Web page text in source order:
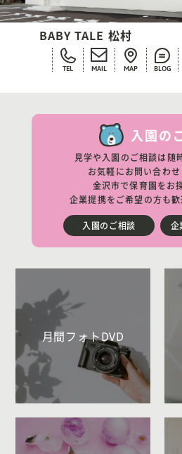
BABY TALE 松村
TEL MAIL MAP BLOG
入園の
見学や入園のご相談は随
お気軽にお問い合わせ
金沢市で保育園をお
企業提携をご希望の方も歓
入園のご相談 企
月間フォトDVD